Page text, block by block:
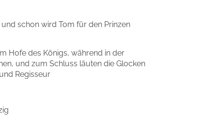
schon wird Tom für den Prinzen
Hofe des Königs, während in der
und zum Schluss läuten die Glocken
Regisseur